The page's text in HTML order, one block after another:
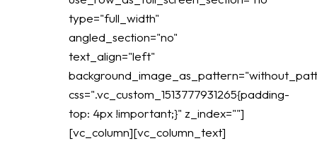
type="full_width"
angled_section="no"
text_align="left"
css=".vc_custom_1513777931265{padding-
top: 4px !important;}" z_index=""]
[vc_column][vc_column_text]